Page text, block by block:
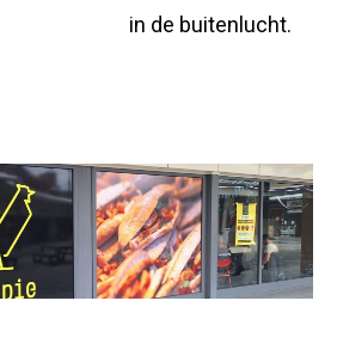
in de buitenlucht.